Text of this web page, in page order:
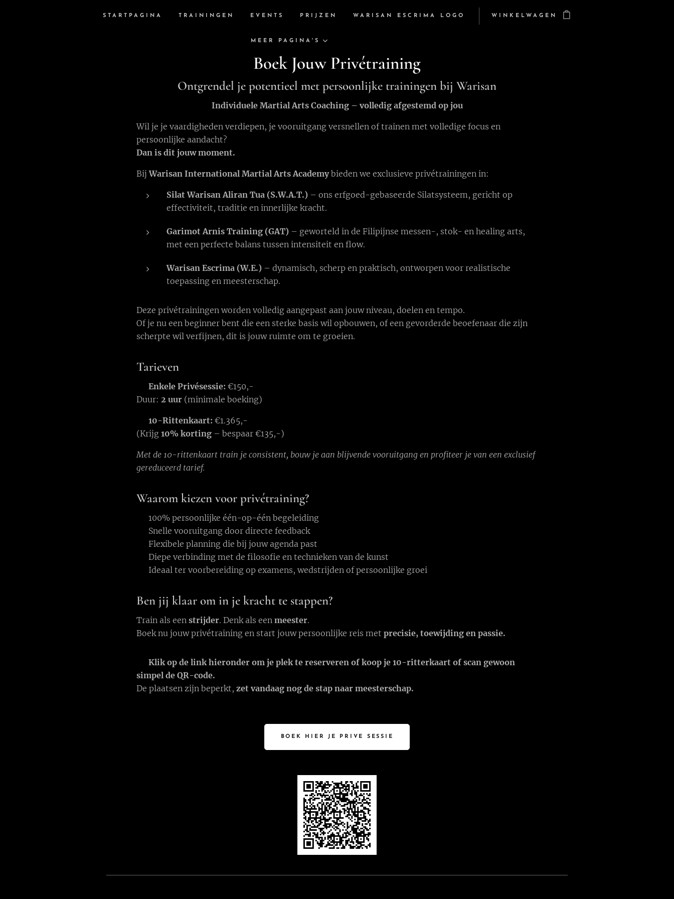
STARTPAGINA TRAININGEN EVENTS PRIJZEN WARISAN ESCRIMA LOGO
MEER PAGINA'S
WINKELWAGEN
Boek Jouw Privétraining
Ontgrendel je potentieel met persoonlijke trainingen bij Warisan
Individuele Martial Arts Coaching – volledig afgestemd op jou
Wil je je vaardigheden verdiepen, je vooruitgang versnellen of trainen met volledige focus en
persoonlijke aandacht?
Dan is dit jouw moment.
BijWarisan International Martial Arts Academybieden we exclusieve privétrainingen in:
Silat Warisan Aliran Tua (S.W.A.T.) – ons erfgoed-gebaseerde Silatsysteem, gericht op
effectiviteit, traditie en innerlijke kracht.
Garimot Arnis Training (GAT) – geworteld in de Filipijnse messen-, stok- en healing arts,
met een perfecte balans tussen intensiteit en flow.
Warisan Escrima (W.E.) – dynamisch, scherp en praktisch, ontworpen voor realistische
toepassing en meesterschap.
Deze privétrainingen worden volledig aangepast aan jouw niveau, doelen en tempo.
Of je nu een beginner bent die een sterke basis wil opbouwen, of een gevorderde beoefenaar die zijn
scherpte wil verfijnen, dit is jouw ruimte om te groeien.
Tarieven
Enkele Privésessie: €150,-
Duur: 2 uur (minimale boeking)
10-Rittenkaart: €1.365,-
(Krijg 10% korting – bespaar €135,-)
Met de 10-rittenkaart train je consistent, bouw je aan blijvende vooruitgang en profiteer je van een exclusief
gereduceerd tarief.
Waarom kiezen voor privétraining?
✅ 100% persoonlijke één-op-één begeleiding
✅ Snelle vooruitgang door directe feedback
✅ Flexibele planning die bij jouw agenda past
✅ Diepe verbinding met de filosofie en technieken van de kunst
✅ Ideaal ter voorbereiding op examens, wedstrijden of persoonlijke groei
Ben jij klaar om in je kracht te stappen?
Train als een strijder. Denk als een meester.
Boek nu jouw privétraining en start jouw persoonlijke reis met precisie, toewijding en passie.
Klik op de link hieronder om je plek te reserveren of koop je 10-ritterkaart of scan gewoon
simpel de QR-code.
De plaatsen zijn beperkt, zet vandaag nog de stap naar meesterschap.
BOEK HIER JE PRIVE SESSIE